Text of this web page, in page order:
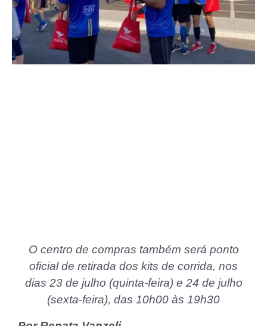
O centro de compras também será ponto
oficial de retirada dos kits de corrida, nos
dias 23 de julho (quinta-feira) e 24 de julho
(sexta-feira), das 10h00 às 19h30